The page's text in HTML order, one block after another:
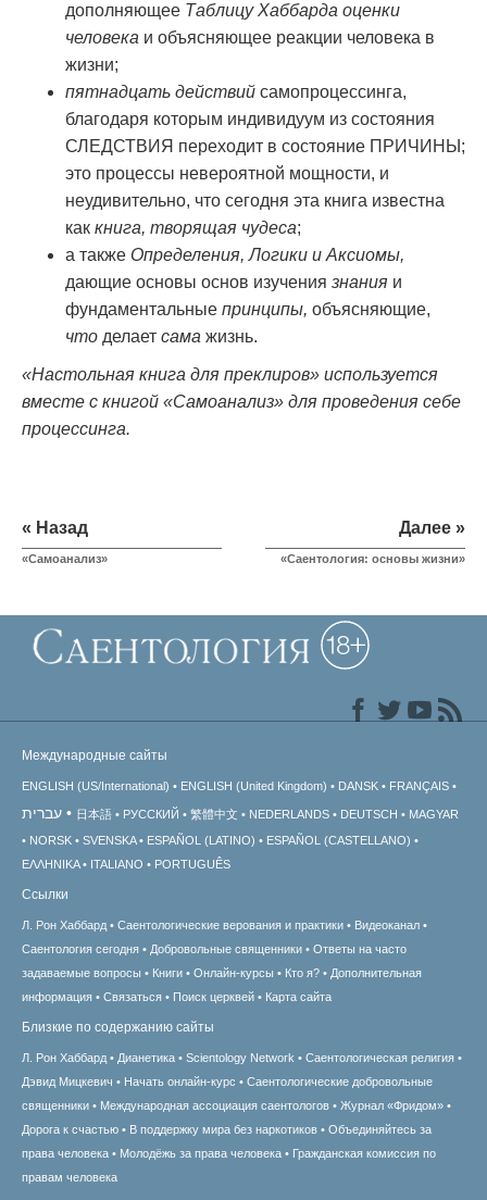
дополняющее Таблицу Хаббарда оценки
человека и объясняющее реакции человека в
жизни;
пятнадцать действий самопроцессинга,
благодаря которым индивидуум из состояния
СЛЕДСТВИЯ переходит в состояние ПРИЧИНЫ;
это процессы невероятной мощности, и
неудивительно, что сегодня эта книга известна
как книга, творящая чудеса;
а также Определения, Логики и Аксиомы,
дающие основы основ изучения знания и
фундаментальные принципы, объясняющие,
что делает сама жизнь.
«Настольная книга для преклиров» используется
вместе с книгой «Самоанализ» для проведения себе
процессинга.
« Назад
«Самоанализ»
Далее »
«Саентология: основы жизни»
Международные сайты
ENGLISH (US/International) ENGLISH (United Kingdom) DANSK FRANÇAIS
עברית 日本語 РУССКИЙ 繁體中文 NEDERLANDS DEUTSCH
MAGYAR
NORSK
SVENSKA ESPAÑOL (LATINO)
ESPAÑOL (CASTELLANO)
ΕΛΛΗΝΙΚA
ITALIANO PORTUGUÊS
Ссылки
Л. Рон Хаббард Саентологические верования и практики
Видеоканал
Саентология сегодня
Добровольные священники
Ответы на часто
задаваемые вопросы
Книги Онлайн-курсы Кто я?
Дополнительная
информация
Связаться Поиск церквей Карта сайта
Близкие по содержанию сайты
Л. Рон Хаббард Дианетика Scientology Network
Саентологическая религия
Дэвид Мицкевич
Начать онлайн-курс
Саентологические добровольные
священники
Международная ассоциация саентологов
Журнал «Фридом»
Дорога к счастью
В поддержку мира без наркотиков
Объединяйтесь за
права человека
Молодёжь за права человека
Гражданская комиссия по
правам человека